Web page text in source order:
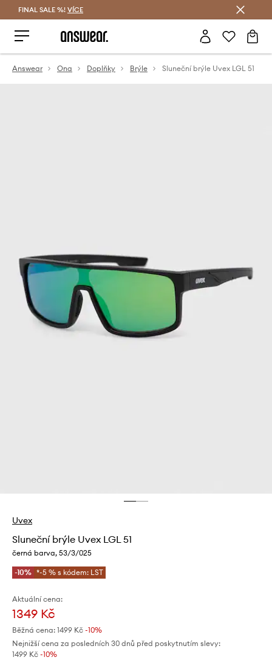
FINAL SALE %! VÍCE
Answear Ona Doplňky Brýle Sluneční brýle Uvex LGL 51
Uvex
Sluneční brýle Uvex LGL 51
černá barva, 53/3/025
-10% *-5 % s kódem: LST
Aktuální cena:
1349 Kč
Běžná cena: 1499 Kč -10%
Nejnižší cena za posledních 30 dnů před poskytnutím slevy:
1499 Kč -10%